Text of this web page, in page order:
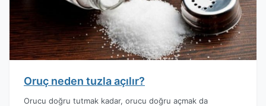
Oruç neden tuzla açılır?
Orucu doğru tutmak kadar, orucu doğru açmak da